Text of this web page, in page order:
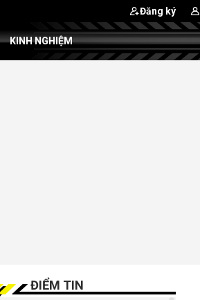
Đăng ký
KINH NGHIỆM
ĐIỂM TIN